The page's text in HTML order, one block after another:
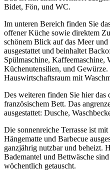
Bidet, Fön, und WC.
Im unteren Bereich finden Sie
offener Küche sowie direktem
schönem Blick auf das Meer
ausgestattet und beinhaltet
Spülmaschine, Kaffeemaschine,
Küchenutensilien, und
Hauswirtschaftsraum mit
Des weiteren finden Sie hier das
französischem Bett. Das
ausgestattet: Dusche,
Die sonnenreiche Terrasse ist
Hängematte und Barbecue
ganzjährig nutzbar und beheizt.
Bademantel und Bettwäsche
wöchentlich getauscht.